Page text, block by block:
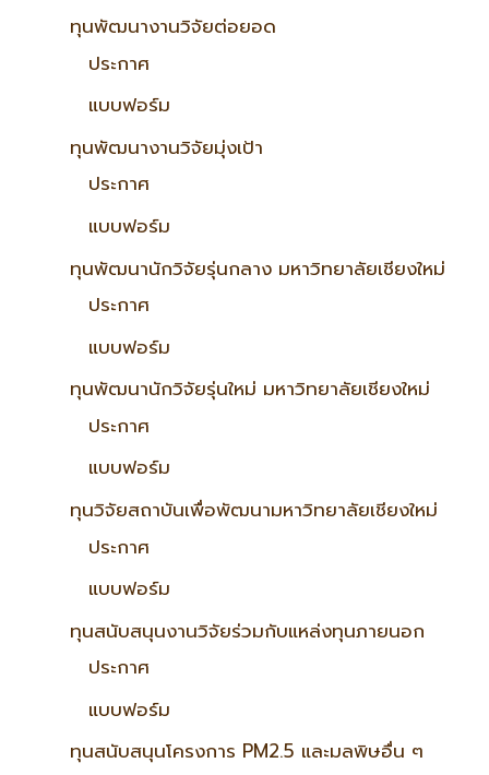
ทุนพัฒนางานวิจัยต่อยอด
ประกาศ
แบบฟอร์ม
ทุนพัฒนางานวิจัยมุ่งเป้า
ประกาศ
แบบฟอร์ม
ทุนพัฒนานักวิจัยรุ่นกลาง มหาวิทยาลัยเชียงใหม่
ประกาศ
แบบฟอร์ม
ทุนพัฒนานักวิจัยรุ่นใหม่ มหาวิทยาลัยเชียงใหม่
ประกาศ
แบบฟอร์ม
ทุนวิจัยสถาบันเพื่อพัฒนามหาวิทยาลัยเชียงใหม่
ประกาศ
แบบฟอร์ม
ทุนสนับสนุนงานวิจัยร่วมกับแหล่งทุนภายนอก
ประกาศ
แบบฟอร์ม
ทุนสนับสนุนโครงการ PM2.5 และมลพิษอื่น ๆ